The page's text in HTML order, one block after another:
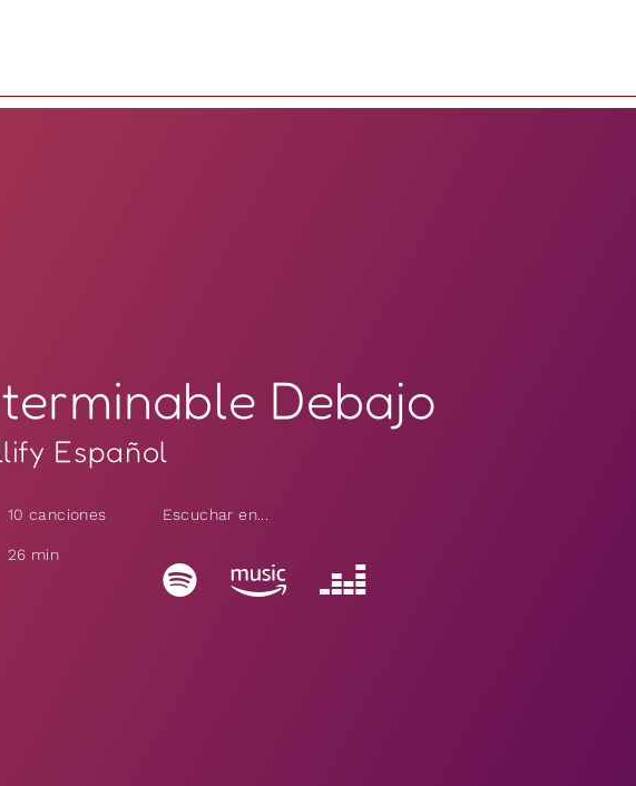
Debajo
Español
10 canciones
26 min
Escuchar en...